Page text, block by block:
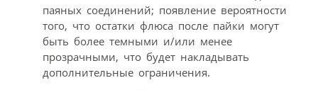
паяных соединений; появление вероятности
того, что остатки флюса после пайки могут
быть более темными и/или менее
прозрачными, что будет накладывать
дополнительные ограничения.